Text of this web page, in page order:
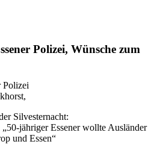
Polizei, Wünsche zum
Polizei
Silvesternacht:
jähriger Essener wollte Ausländer
und Essen“